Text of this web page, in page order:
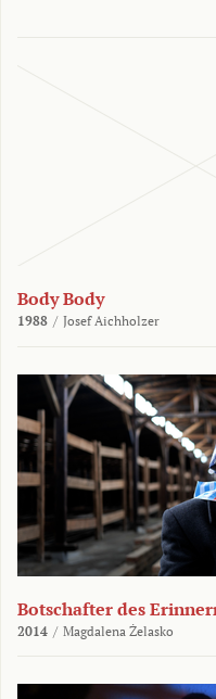
Body Body
1988 / Josef Aichholzer
Botschafter des
2014 / Magdalena Żelasko